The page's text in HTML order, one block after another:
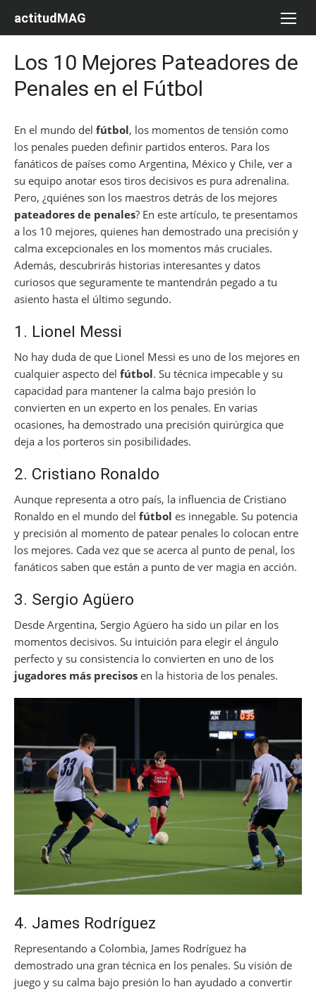
actitudMAG
Los 10 Mejores Pateadores de
Penales en el Fútbol
En el mundo del fútbol, los momentos de tensión como
los penales pueden definir partidos enteros. Para los
fanáticos de países como Argentina, México y Chile, ver a
su equipo anotar esos tiros decisivos es pura adrenalina.
Pero, ¿quiénes son los maestros detrás de los mejores
pateadores de penales? En este artículo, te presentamos
a los 10 mejores, quienes han demostrado una precisión y
calma excepcionales en los momentos más cruciales.
Además, descubrirás historias interesantes y datos
curiosos que seguramente te mantendrán pegado a tu
asiento hasta el último segundo.
1. Lionel Messi
No hay duda de que Lionel Messi es uno de los mejores en
cualquier aspecto del fútbol. Su técnica impecable y su
capacidad para mantener la calma bajo presión lo
convierten en un experto en los penales. En varias
ocasiones, ha demostrado una precisión quirúrgica que
deja a los porteros sin posibilidades.
2. Cristiano Ronaldo
Aunque representa a otro país, la influencia de Cristiano
Ronaldo en el mundo del fútbol es innegable. Su potencia
y precisión al momento de patear penales lo colocan entre
los mejores. Cada vez que se acerca al punto de penal, los
fanáticos saben que están a punto de ver magia en acción.
3. Sergio Agüero
Desde Argentina, Sergio Agüero ha sido un pilar en los
momentos decisivos. Su intuición para elegir el ángulo
perfecto y su consistencia lo convierten en uno de los
jugadores más precisos en la historia de los penales.
4. James Rodríguez
Representando a Colombia, James Rodríguez ha
demostrado una gran técnica en los penales. Su visión de
juego y su calma bajo presión lo han ayudado a convertir